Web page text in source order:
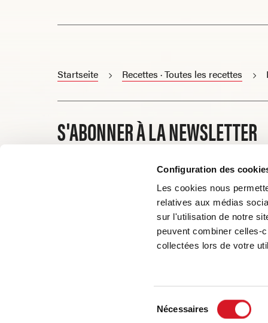
Configuration des
Les cookies nous
relatives aux médias
sur l'utilisation de notre
peuvent combiner celles-
collectées lors de votre
Nécessaires
Startseite Recettes · Toutes les recettes
S'ABONNER À LA NEWSLETTER
Copyright © 2026. Tous droits réservés.